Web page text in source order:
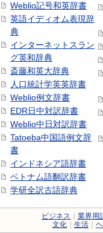
Weblio記号和英辞書
英語イディオム表現辞
典
インターネットスラン
グ英和辞典
斎藤和英大辞典
人口統計学英英辞書
Weblio例文辞書
EDR日中対訳辞書
Weblio中日対訳辞書
Tatoeba中国語例文辞
書
インドネシア語辞書
ベトナム語翻訳辞書
学研全訳古語辞典
ビジネス 業界用
文化
生活